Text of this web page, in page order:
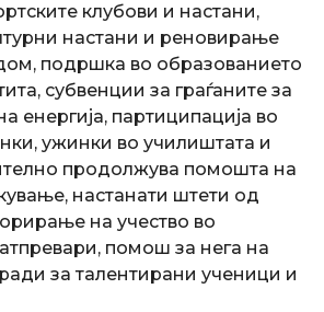
клубови и настани,
настани и реновирање
подршка во образованието
субвенции за граѓаните за
енергија, партиципација во
ужинки во училиштата и
продолжува помошта на
настанати штети од
на учество во
помош за нега на
за талентирани ученици и